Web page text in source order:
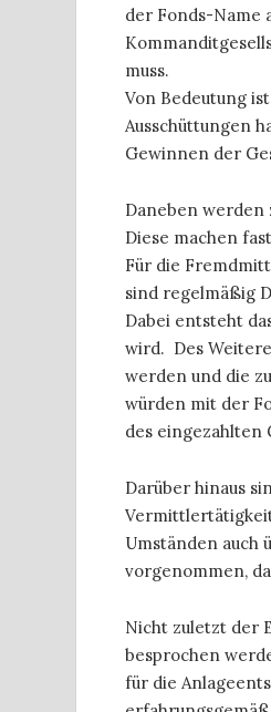
der Fonds-Name
muss.
Von Bedeutung
Ausschüttungen
Gewinnen der
Daneben werden
Diese machen
Für die
sind regelmäßig
Dabei entsteht
wird. Des
werden und die
würden mit der
des eingezahlten
Darüber hinaus
Umständen auch
vorgenommen,
Nicht zuletzt der
besprochen
für die